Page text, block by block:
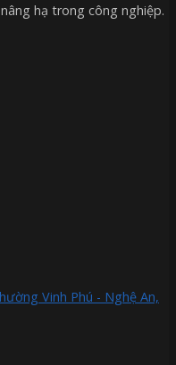
hạ trong công nghiệp.
Vinh Phú - Nghệ An,